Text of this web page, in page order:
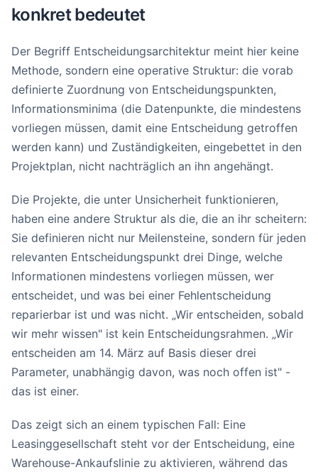
konkret bedeutet
Der Begriff Entscheidungsarchitektur meint hier keine
Methode, sondern eine operative Struktur: die vorab
definierte Zuordnung von Entscheidungspunkten,
Informationsminima (die Datenpunkte, die mindestens
vorliegen müssen, damit eine Entscheidung getroffen
werden kann) und Zuständigkeiten, eingebettet in den
Projektplan, nicht nachträglich an ihn angehängt.
Die Projekte, die unter Unsicherheit funktionieren,
haben eine andere Struktur als die, die an ihr scheitern:
Sie definieren nicht nur Meilensteine, sondern für jeden
relevanten Entscheidungspunkt drei Dinge, welche
Informationen mindestens vorliegen müssen, wer
entscheidet, und was bei einer Fehlentscheidung
reparierbar ist und was nicht. „Wir entscheiden, sobald
wir mehr wissen" ist kein Entscheidungsrahmen. „Wir
entscheiden am 14. März auf Basis dieser drei
Parameter, unabhängig davon, was noch offen ist" -
das ist einer.
Das zeigt sich an einem typischen Fall: Eine
Leasinggesellschaft steht vor der Entscheidung, eine
Warehouse-Ankaufslinie zu aktivieren, während das